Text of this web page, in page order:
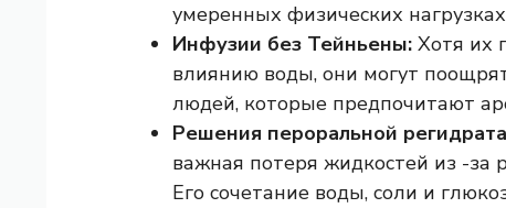
умеренных физических
Инфузии без Тейньены: Хотя их
влиянию воды, они могут
людей, которые предпочитают
Решения пероральной
важная потеря жидкостей из -за
Его сочетание воды, соли и